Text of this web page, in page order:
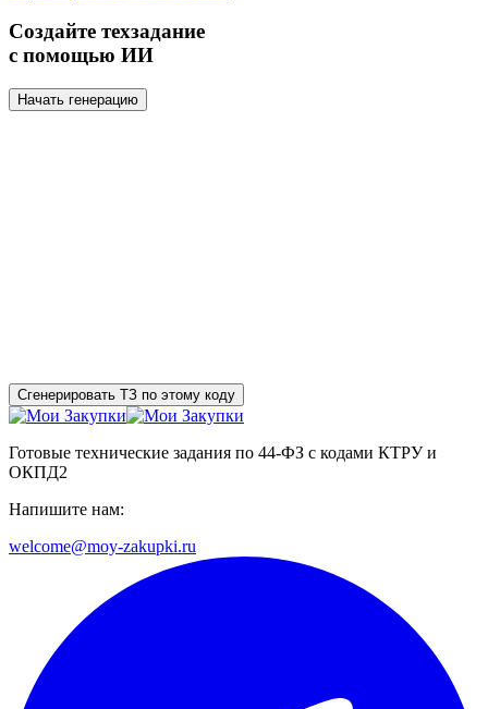
Создайте техзадание
с помощью ИИ
Начать генерацию
Сгенерировать ТЗ по этому коду
Готовые технические задания по 44-ФЗ с кодами КТРУ и
ОКПД2
Напишите нам:
welcome@moy-zakupki.ru